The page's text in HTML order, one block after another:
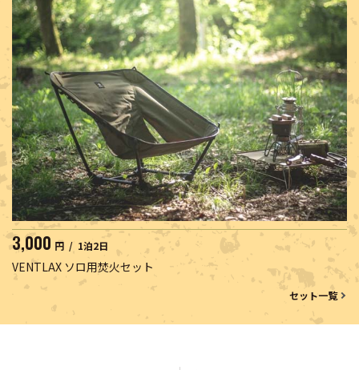
セット一覧
3,000 円 / 1泊2日
VENTLAX ソロ用焚火セット